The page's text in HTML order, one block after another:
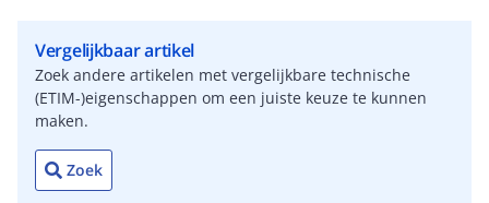
Vergelijkbaar artikel
Zoek andere artikelen met vergelijkbare technische
(ETIM-)eigenschappen om een juiste keuze te kunnen
maken.
Zoek